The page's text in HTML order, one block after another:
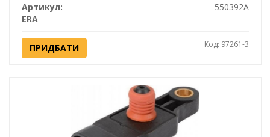
Артикул:
550392A
ERA
ПРИДБАТИ Код: 97261-3